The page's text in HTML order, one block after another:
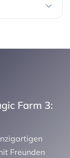
Farm 3:
Freunden